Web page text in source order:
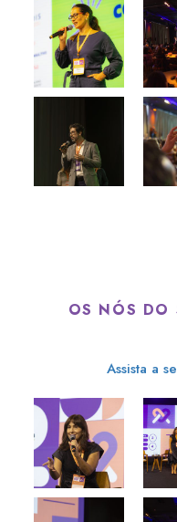
OS NÓS DO
Assista a